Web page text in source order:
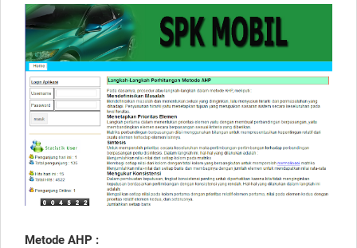
Metode AHP :